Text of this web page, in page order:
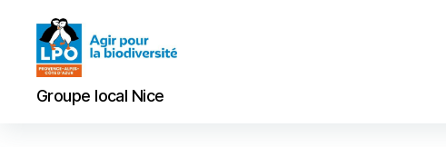
Groupe
local
Groupe local Nice